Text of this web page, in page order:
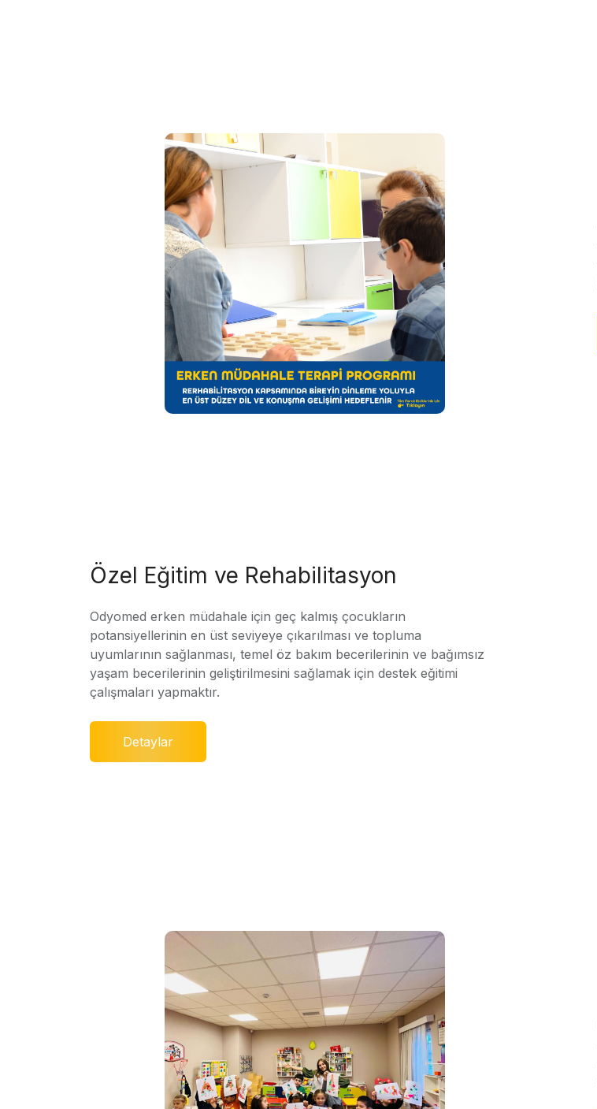
Özel Eğitim ve Rehabilitasyon
Odyomed erken müdahale için geç kalmış çocukların
potansiyellerinin en üst seviyeye çıkarılması ve topluma
uyumlarının sağlanması, temel öz bakım becerilerinin ve bağımsız
yaşam becerilerinin geliştirilmesini sağlamak için destek eğitimi
çalışmaları yapmaktır.
Detaylar